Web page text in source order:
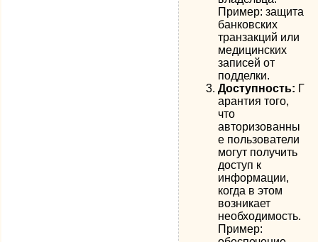
Пример: защита
банковских
транзакций или
медицинских
записей от
подделки.
Доступность: Г
арантия того,
что
авторизованны
е пользователи
могут получить
доступ к
информации,
когда в этом
возникает
необходимость.
Пример: